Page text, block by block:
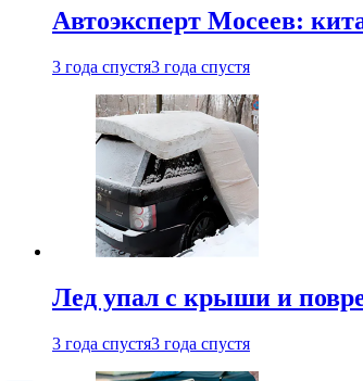
Автоэксперт Мосеев:
3 года спустя3 года спустя
Лед упал с крыши и
3 года спустя3 года спустя